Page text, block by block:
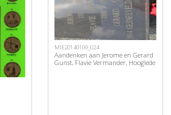
MIE20140109_024
Aandenken aan Jerome en Gerard
Gunst, Flavie Vermander, Hooglede